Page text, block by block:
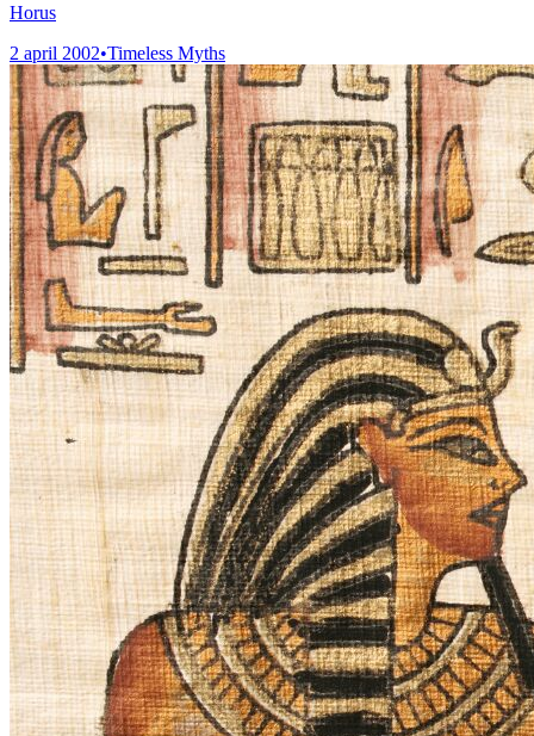
Horus
2 april 2002•Timeless Myths